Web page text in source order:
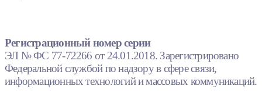
Регистрационный номер серии
ЭЛ № ФС 77-72266 от 24.01.2018. Зарегистрировано
Федеральной службой по надзору в сфере связи,
информационных технологий и массовых коммуникаций.